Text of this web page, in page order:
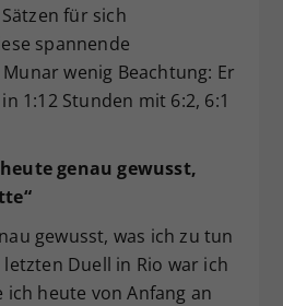
für sich
spannende
wenig Beachtung: Er
1:12 Stunden mit 6:2, 6:1
genau gewusst,
gewusst, was ich zu tun
Duell in Rio war ich
ich heute von Anfang an